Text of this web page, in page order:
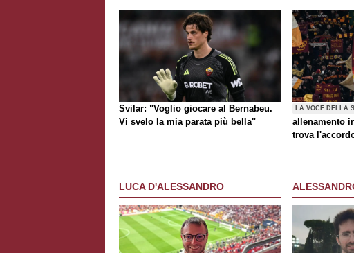
Svilar: "Voglio giocare al Bernabeu.
Vi svelo la mia parata più bella"
LA VOCE DELLA
allenamento
trova
LUCA D'ALESSANDRO